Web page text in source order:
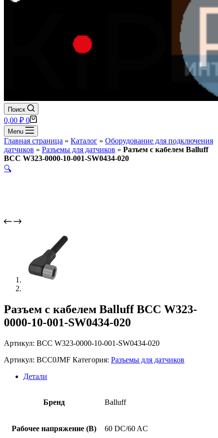
Поиск
Корзина
0,00 ₽ 0
Menu
Главная страница » Каталог » Оборудование для подключения
датчиков » Разъемы для датчиков » Разъем с кабелем Balluff
BCC W323-0000-10-001-SW0434-020
🔍
Разъем с кабелем Balluff BCC W323-
0000-10-001-SW0434-020
Артикул: BCC W323-0000-10-001-SW0434-020
Артикул: BCC0JMF Категория: Разъемы для датчиков
Детали
Бренд Balluff
Рабочее напряжение (В) 60 DC/60 AC